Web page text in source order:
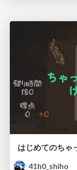
はじめてのちゃ
41h0_shiho